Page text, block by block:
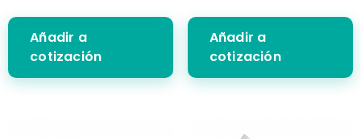
Añadir a
cotización
Añadir a
cotización